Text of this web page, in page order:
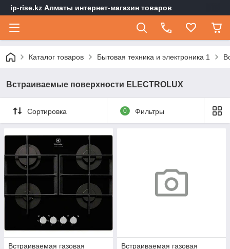
ip-rise.kz Алматы интернет-магазин товаров
Каталог товаров Бытовая техника и электроника 1
Встраиваемые поверхности ELECTROLUX
Сортировка 0 Фильтры
Встраиваемая газовая
Встраиваемая газовая